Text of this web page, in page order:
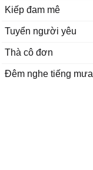
Kiếp đam mê
Tuyển người yêu
Thà cô đơn
Đêm nghe tiếng mưa